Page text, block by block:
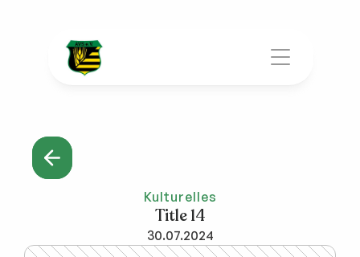
Kulturelles
Title 14
30.07.2024